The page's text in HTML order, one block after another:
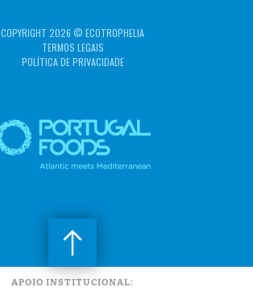
COPYRIGHT 2026 © ECOTROPHELIA
TERMOS LEGAIS
POLÍTICA DE PRIVACIDADE
APOIO INSTITUCIONAL: